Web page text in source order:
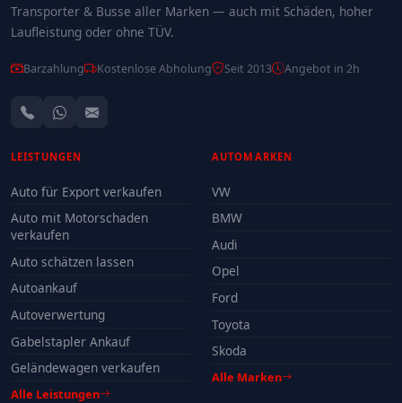
Transporter & Busse aller Marken — auch mit Schäden, hoher
Laufleistung oder ohne TÜV.
Barzahlung Kostenlose Abholung Seit 2013 Angebot in 2h
LEISTUNGEN
Auto für Export verkaufen
Auto mit Motorschaden
verkaufen
Auto schätzen lassen
Autoankauf
Autoverwertung
Gabelstapler Ankauf
Geländewagen verkaufen
Alle Leistungen
AUTOMARKEN
VW
BMW
Audi
Opel
Ford
Toyota
Skoda
Alle Marken